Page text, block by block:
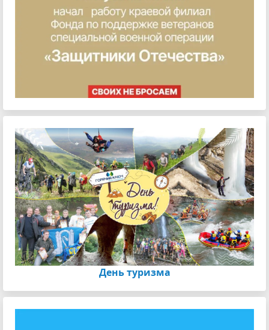
День туризма